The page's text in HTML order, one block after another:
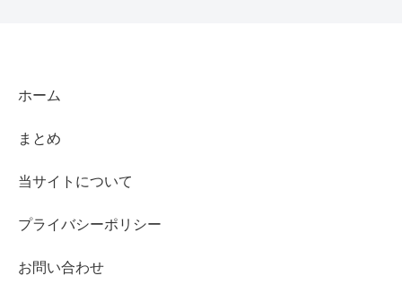
ホーム
まとめ
当サイトについて
プライバシーポリシー
お問い合わせ